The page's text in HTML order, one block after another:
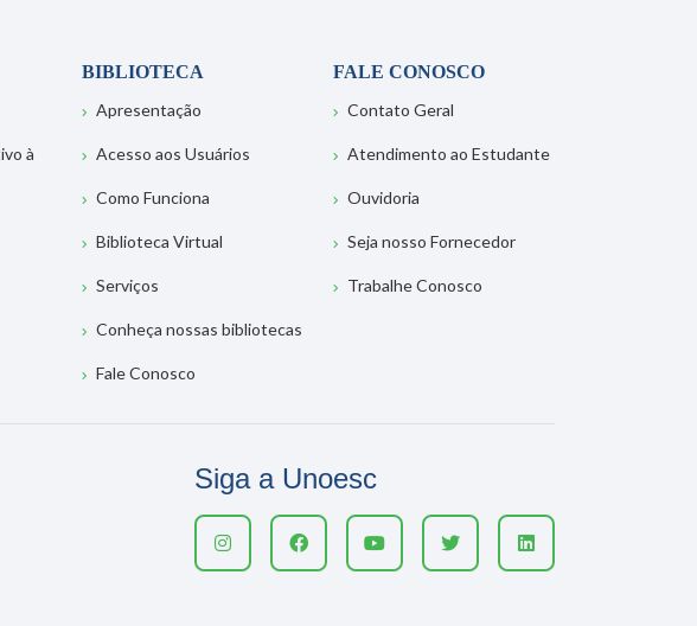
à
BIBLIOTECA
Apresentação
Acesso aos Usuários
Como Funciona
Biblioteca Virtual
Serviços
Conheça nossas bibliotecas
Fale Conosco
FALE CONOSCO
Contato Geral
Atendimento ao Estudante
Ouvidoria
Seja nosso Fornecedor
Trabalhe Conosco
Siga a Unoesc